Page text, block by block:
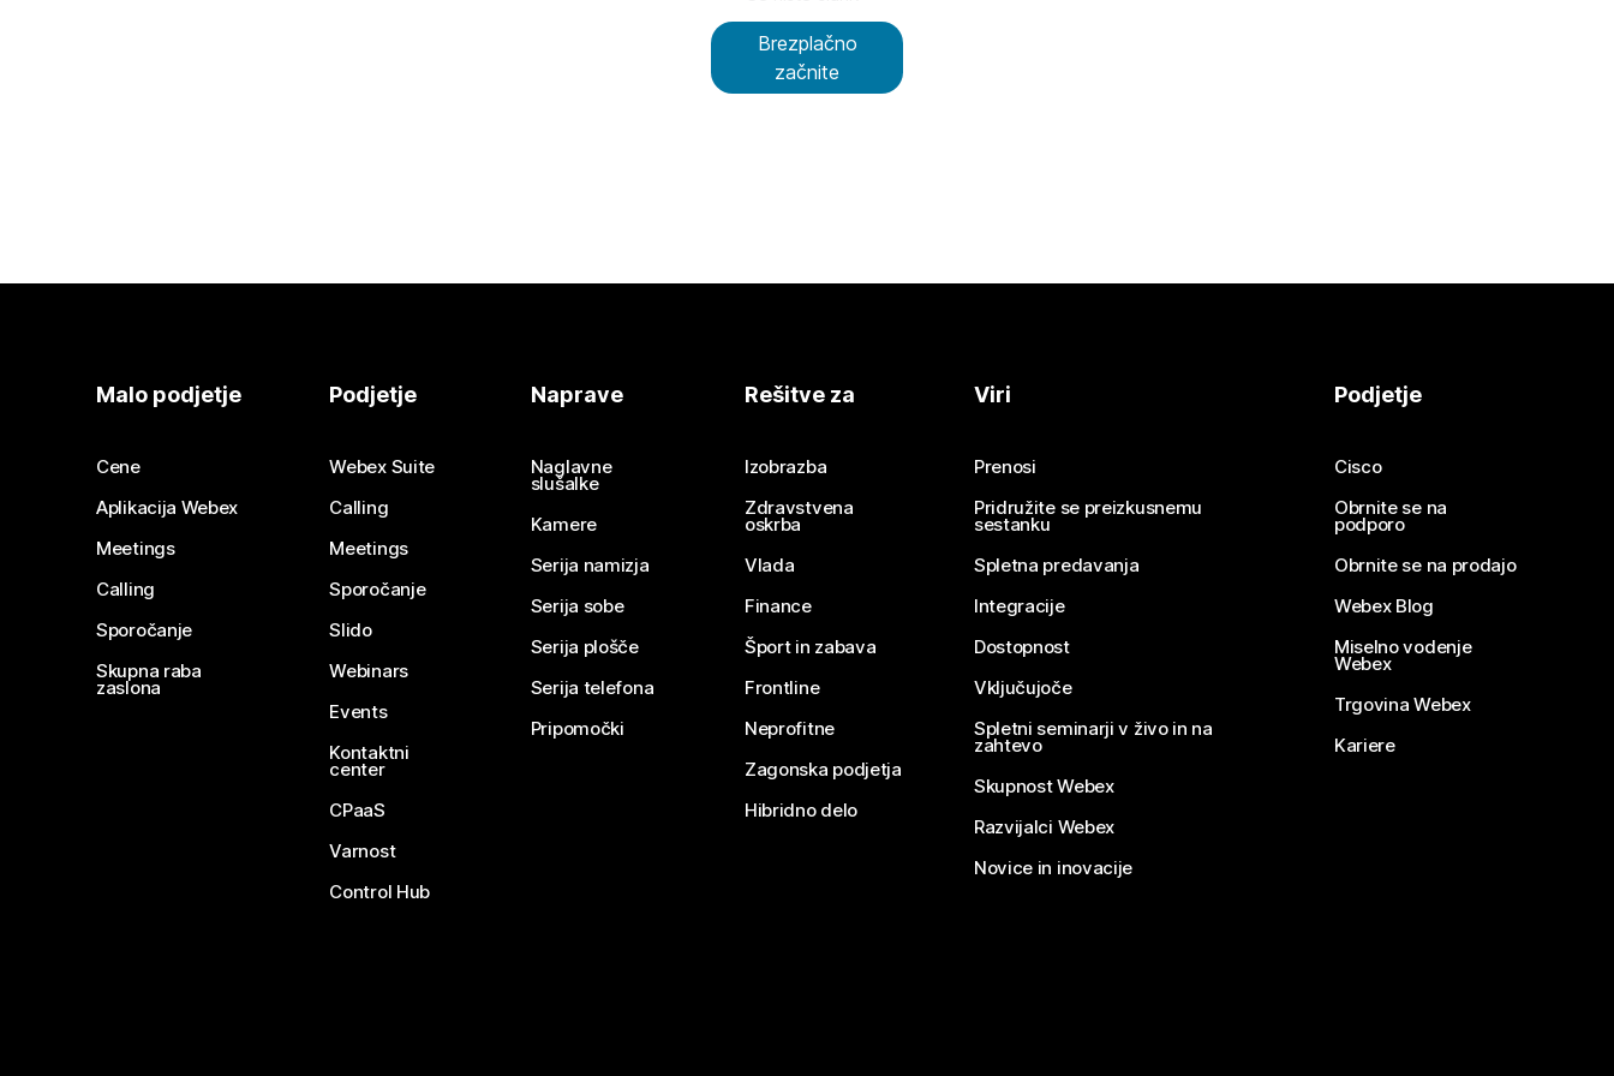
Brezplačno
začnite
Malo podjetje
Cene
Aplikacija Webex
Meetings
Calling
Sporočanje
Skupna raba
zaslona
Podjetje
Webex Suite
Calling
Meetings
Sporočanje
Slido
Webinars
Events
Kontaktni
center
CPaaS
Varnost
Control Hub
Naprave
Naglavne
slušalke
Kamere
Serija namizja
Serija sobe
Serija plošče
Serija telefona
Pripomočki
Rešitve za
Izobrazba
Zdravstvena
oskrba
Vlada
Finance
Šport in zabava
Frontline
Neprofitne
Zagonska podjetja
Hibridno delo
Viri
Prenosi
Pridružite se preizkusnemu
sestanku
Spletna predavanja
Integracije
Dostopnost
Vključujoče
Spletni seminarji v živo in na
zahtevo
Skupnost Webex
Razvijalci Webex
Novice in inovacije
Podjetje
Cisco
Obrnite se na
podporo
Obrnite se na prodajo
Webex Blog
Miselno vodenje
Webex
Trgovina Webex
Kariere